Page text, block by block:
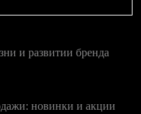
и развитии бренда
новинки и акции